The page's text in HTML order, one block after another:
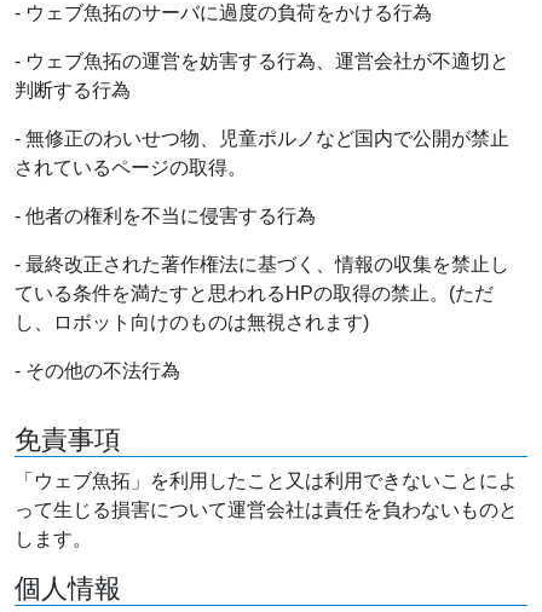
- ウェブ魚拓のサーバに過度の負荷をかける行為
- ウェブ魚拓の運営を妨害する行為、運営会社が不適切と
判断する行為
- 無修正のわいせつ物、児童ポルノなど国内で公開が禁止
されているページの取得。
- 他者の権利を不当に侵害する行為
- 最終改正された著作権法に基づく、情報の収集を禁止し
ている条件を満たすと思われるHPの取得の禁止。(ただ
し、ロボット向けのものは無視されます)
- その他の不法行為
免責事項
「ウェブ魚拓」を利用したこと又は利用できないことによ
って生じる損害について運営会社は責任を負わないものと
します。
個人情報